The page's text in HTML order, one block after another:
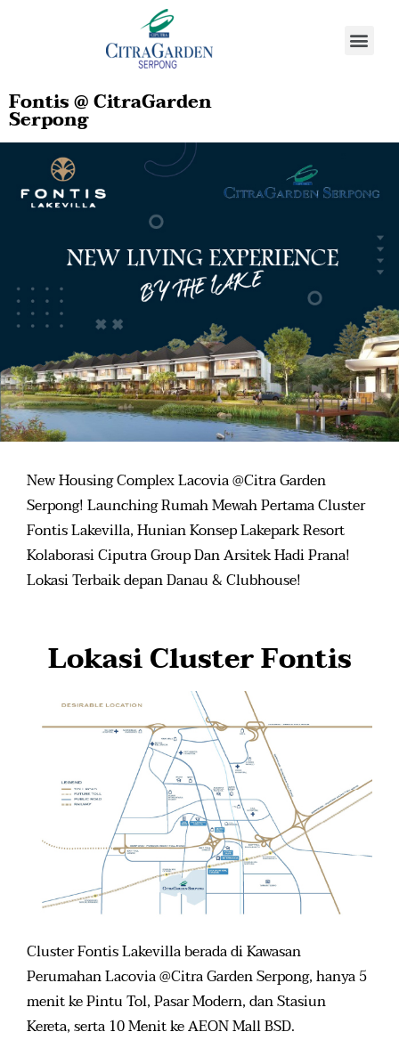
Fontis @ CitraGarden
Serpong
New Housing Complex Lacovia @Citra Garden
Serpong! Launching Rumah Mewah Pertama Cluster
Fontis Lakevilla, Hunian Konsep Lakepark Resort
Kolaborasi Ciputra Group Dan Arsitek Hadi Prana!
Lokasi Terbaik depan Danau & Clubhouse!
Lokasi Cluster Fontis
Cluster Fontis Lakevilla berada di Kawasan
Perumahan Lacovia @Citra Garden Serpong, hanya 5
menit ke Pintu Tol, Pasar Modern, dan Stasiun
Kereta, serta 10 Menit ke AEON Mall BSD.